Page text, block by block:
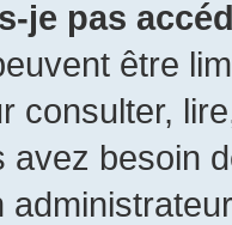
je pas
être
consulter,
avez besoin